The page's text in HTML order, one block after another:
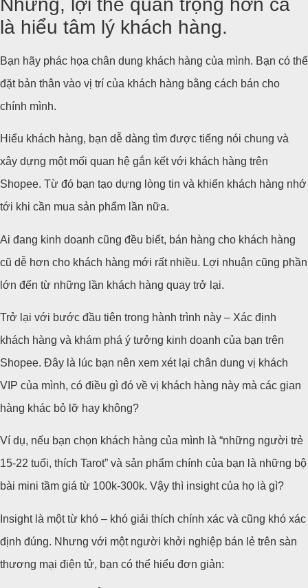
Nhưng, lợi thế quan trọng hơn cả
là hiểu tâm lý khách hàng.
Bạn hãy phác họa chân dung khách hàng của mình. Bạn có thể
đặt bản thân vào vị trí của khách hàng bằng cách bán cho
chính mình.
Hiểu khách hàng, bạn dễ dàng tìm được tiếng nói chung và
xây dựng một mối quan hệ gắn kết với khách hàng trên
Shopee. Từ đó bạn tạo dựng lòng tin và khiến khách hàng nhớ
tới khi cần mua sản phẩm lần nữa.
Ai đang kinh doanh cũng đều biết, bán hàng cho khách hàng
cũ dễ hơn cho khách hàng mới rất nhiều. Lợi nhuận cũng phần
lớn đến từ những lần khách hàng quay trở lại.
Trở lại với bước đầu tiên trong hành trình này – Xác định
khách hàng và khám phá ý tưởng kinh doanh của bạn trên
Shopee. Đây là lúc bạn nên xem xét lại chân dung vị khách
VIP của mình, có điều gì đó về vị khách hàng này mà các gian
hàng khác bỏ lỡ hay không?
Ví dụ, nếu bạn chọn khách hàng của mình là “những người trẻ
15-22 tuổi, thích Tarot” và sản phẩm chính của bạn là những bộ
bài mini tầm giá từ 100k-300k. Vậy thì insight của họ là gì?
Insight là một từ khó – khó giải thích chính xác và cũng khó xác
định đúng. Nhưng với một người khởi nghiệp bán lẻ trên sàn
thương mại điện tử, bạn có thể hiểu đơn giản: